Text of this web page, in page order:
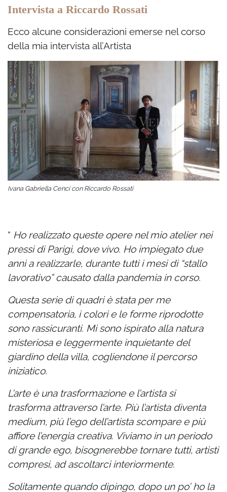
Intervista a Riccardo Rossati
Ecco alcune considerazioni emerse nel corso
della mia intervista all’Artista
Ivana Gabriella Cenci con Riccardo Rossati
“ Ho realizzato queste opere nel mio atelier nei
pressi di Parigi, dove vivo. Ho impiegato due
anni a realizzarle, durante tutti i mesi di “stallo
lavorativo” causato dalla pandemia in corso.
Questa serie di quadri è stata per me
compensatoria, i colori e le forme riprodotte
sono rassicuranti. Mi sono ispirato alla natura
misteriosa e leggermente inquietante del
giardino della villa, cogliendone il percorso
iniziatico.
L’arte è una trasformazione e l’artista si
trasforma attraverso l’arte. Più l’artista diventa
medium, più l’ego dell’artista scompare e più
affiore l’energia creativa. Viviamo in un periodo
di grande ego, bisognerebbe tornare tutti, artisti
compresi, ad ascoltarci interiormente.
Solitamente quando dipingo, dopo un po’ ho la